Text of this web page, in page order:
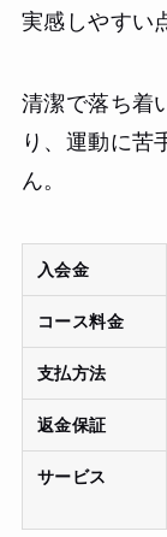
実感しやすい
清潔で落ち着
り、運動に苦
ん。
入会金
コース料金
支払方法
返金保証
サービス